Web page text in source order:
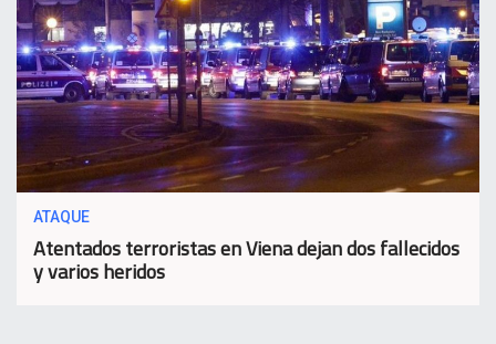
ATAQUE
Atentados terroristas en Viena dejan dos fallecidos
y varios heridos